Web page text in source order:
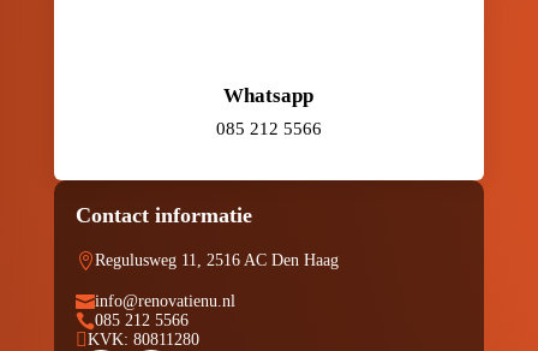
Whatsapp
085 212 5566
Contact informatie
Regulusweg 11, 2516 AC Den Haag
info@renovatienu.nl
085 212 5566
 KVK: 80811280